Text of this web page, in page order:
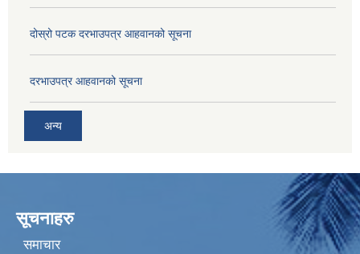
दोस्रो पटक दरभाउपत्र आहवानको सूचना
दरभाउपत्र आहवानको सूचना
अन्य
सूचनाहरु
समाचार